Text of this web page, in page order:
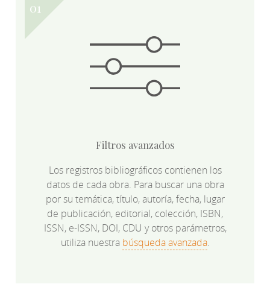
Filtros avanzados
Los registros bibliográficos contienen los
datos de cada obra. Para buscar una obra
por su temática, título, autoría, fecha, lugar
de publicación, editorial, colección, ISBN,
ISSN, e-ISSN, DOI, CDU y otros parámetros,
utiliza nuestra búsqueda avanzada.